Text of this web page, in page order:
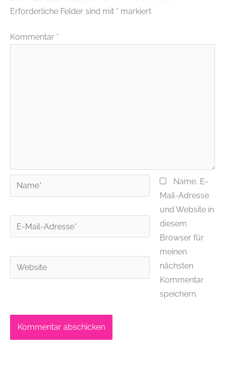
Erforderliche Felder sind mit * markiert
Kommentar *
Name*
E-
Mail-
Website
Name, E-
Mail-Adresse
und Website in
diesem
Browser für
meinen
nächsten
Kommentar
speichern.